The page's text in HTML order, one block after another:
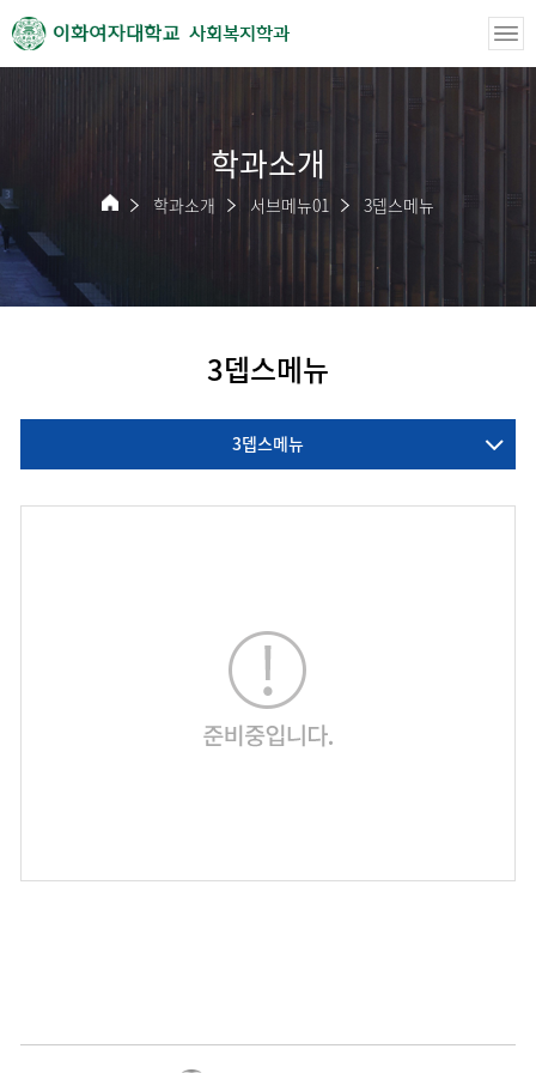
사회복지학과
학과소개
학과소개 서브메뉴01 3뎁스메뉴
3뎁스메뉴
3뎁스메뉴